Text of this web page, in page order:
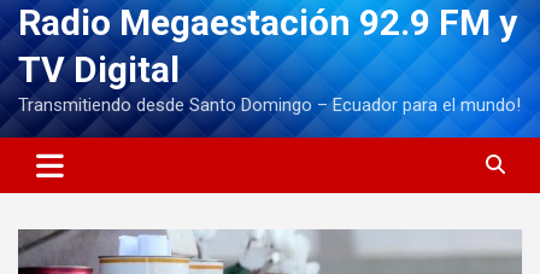
Radio Megaestación 92.9 FM y
TV Digital
Transmitiendo desde Santo Domingo – Ecuador para el mundo!